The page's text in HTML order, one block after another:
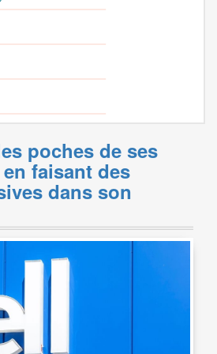
poches de ses
faisant des
dans son